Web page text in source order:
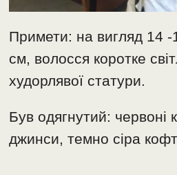
Примети: на вигляд 14 -
см, волосся коротке
худорлявої статури.
Був одягнутий: червоні
джинси, темно сіра